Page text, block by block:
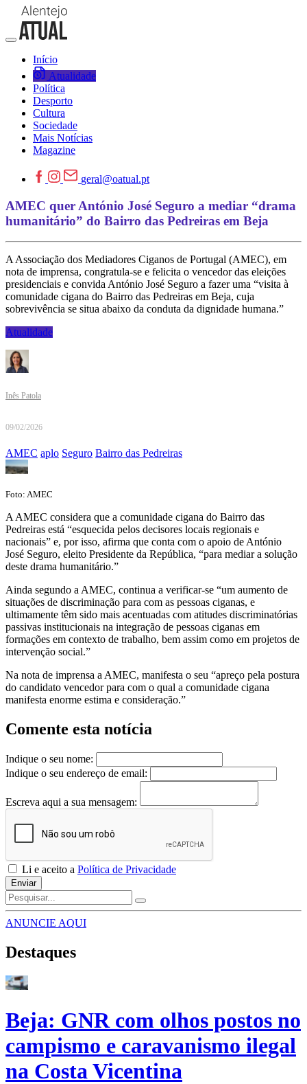
Início
Atualidade
Política
Desporto
Cultura
Sociedade
Mais Notícias
Magazine
geral@oatual.pt
AMEC quer António José Seguro a mediar “drama
humanitário” do Bairro das Pedreiras em Beja
A Associação dos Mediadores Ciganos de Portugal (AMEC), em
nota de imprensa, congratula-se e felicita o vencedor das eleições
presidenciais e convida António José Seguro a fazer uma “visita à
comunidade cigana do Bairro das Pedreiras em Beja, cuja
sobrevivência se situa abaixo da conduta da dignidade humana.”
Atualidade
Inês Patola
09/02/2026
AMEC aplo Seguro Bairro das Pedreiras
Foto: AMEC
A AMEC considera que a comunidade cigana do Bairro das
Pedreiras está “esquecida pelos decisores locais regionais e
nacionais” e, por isso, afirma que conta com o apoio de António
José Seguro, eleito Presidente da República, “para mediar a solução
deste drama humanitário.”
Ainda segundo a AMEC, continua a verificar-se “um aumento de
situações de discriminação para com as pessoas ciganas, e
ultimamente têm sido mais acentuadas com atitudes discriminatórias
passivas institucionais na integração de pessoas ciganas em
formações em contexto de trabalho, bem assim como em projetos de
intervenção social.”
Na nota de imprensa a AMEC, manifesta o seu “apreço pela postura
do candidato vencedor para com o qual a comunidade cigana
manifesta enorme estima e consideração.”
Comente esta notícia
Indique o seu nome:
Indique o seu endereço de email:
Escreva aqui a sua mensagem:
Li e aceito a Política de Privacidade
Enviar
ANUNCIE AQUI
Destaques
Beja: GNR com olhos postos no
campismo e caravanismo ilegal
na Costa Vicentina